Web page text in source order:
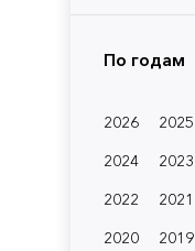
По годам
2026
2025
2024
2023
2022
2021
2020
2019